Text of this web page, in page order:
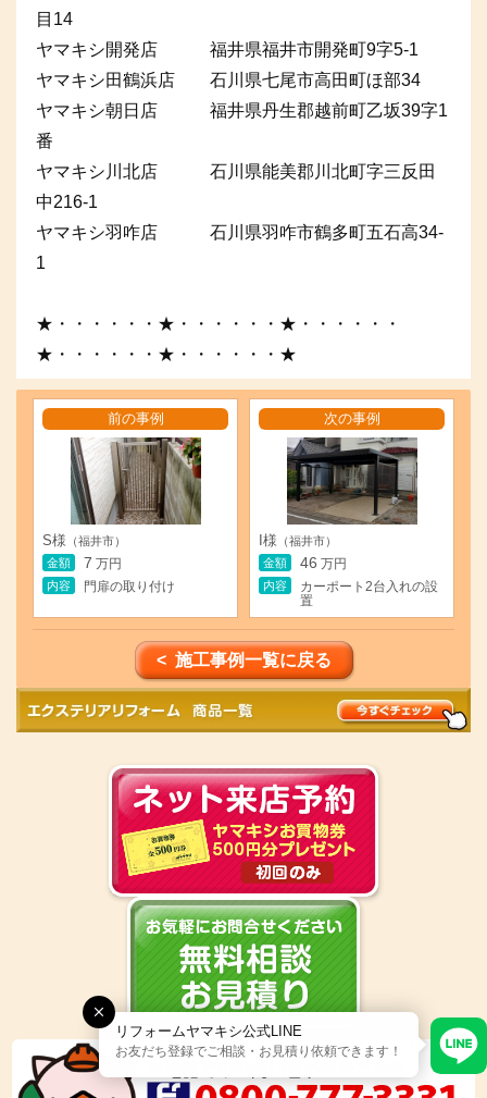
目14
ヤマキシ開発店 福井県福井市開発町9字5-1
ヤマキシ田鶴浜店 石川県七尾市高田町ほ部34
ヤマキシ朝日店 福井県丹生郡越前町乙坂39字1
番
ヤマキシ川北店 石川県能美郡川北町字三反田
中216-1
ヤマキシ羽咋店 石川県羽咋市鶴多町五石高34-
1
★・・・・・・★・・・・・・★・・・・・・
★・・・・・・★・・・・・・★
前の事例
S様 （福井市）
金額
7 万円
内容
門扉の取り付け
次の事例
I様 （福井市）
金額
46 万円
内容
カーポート2台入れの設
置
< 施工事例一覧に戻る
リフォームヤマキシ公式LINE
お友だち登録でご相談・お見積り依頼できます！